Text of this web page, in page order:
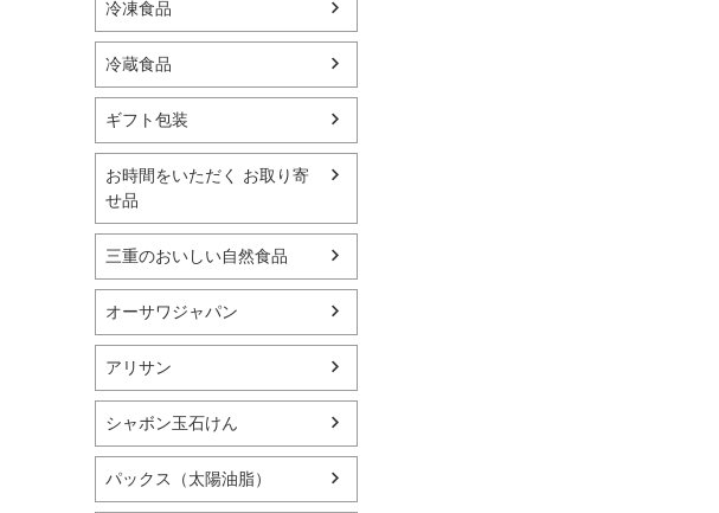
冷凍食品
冷蔵食品
ギフト包装
お時間をいただく お取り寄
せ品
三重のおいしい自然食品
オーサワジャパン
アリサン
シャボン玉石けん
パックス（太陽油脂）